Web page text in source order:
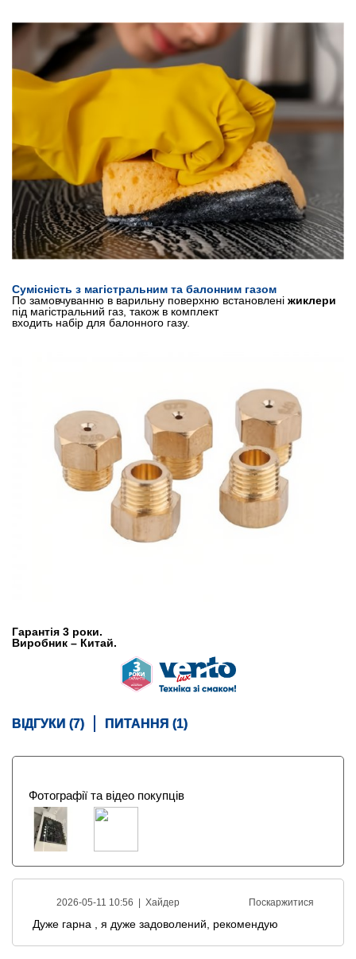
Сумісність з магістральним та балонним газом
По замовчуванню в варильну поверхню встановлені жиклери
під магістральний газ, також в комплект
входить набір для балонного газу.
Гарантія 3 роки.
Виробник – Китай.
ВІДГУКИ (7) ПИТАННЯ (1)
Фотографії та відео покупців
2026-05-11 10:56 | Хайдер Поскаржитися
Дуже гарна , я дуже задоволений, рекомендую